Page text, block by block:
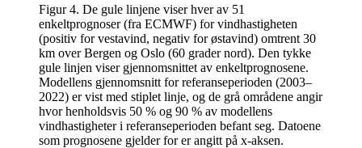
Figur 4. De gule linjene viser hver av 51
enkeltprognoser (fra ECMWF) for vindhastigheten
(positiv for vestavind, negativ for østavind) omtrent 30
km over Bergen og Oslo (60 grader nord). Den tykke
gule linjen viser gjennomsnittet av enkeltprognosene.
Modellens gjennomsnitt for referanseperioden (2003–
2022) er vist med stiplet linje, og de grå områdene angir
hvor henholdsvis 50 % og 90 % av modellens
vindhastigheter i referanseperioden befant seg. Datoene
som prognosene gjelder for er angitt på x-aksen.